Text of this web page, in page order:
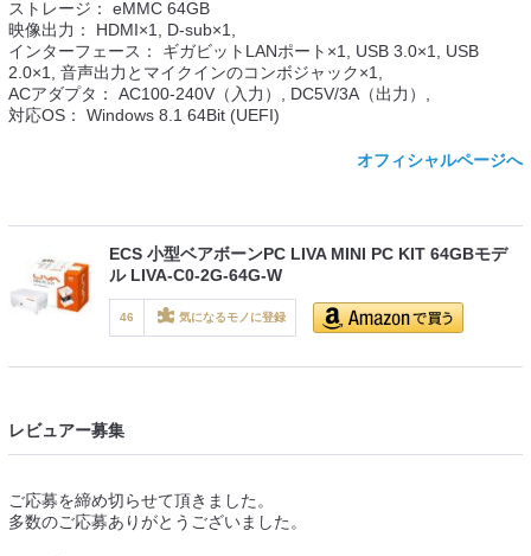
ストレージ： eMMC 64GB
映像出力： HDMI×1, D-sub×1,
インターフェース： ギガビットLANポート×1, USB 3.0×1, USB
2.0×1, 音声出力とマイクインのコンボジャック×1,
ACアダプタ： AC100-240V（入力）, DC5V/3A（出力）,
対応OS： Windows 8.1 64Bit (UEFI)
オフィシャルページへ
ECS 小型ベアボーンPC LIVA MINI PC KIT 64GBモデ
ル LIVA-C0-2G-64G-W
46
w
気になるモノに登録
レビュアー募集
ご応募を締め切らせて頂きました。
多数のご応募ありがとうございました。